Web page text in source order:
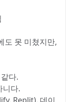
도 못 미쳤지만,
다.
니다.